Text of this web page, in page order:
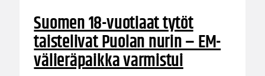
Suomen 18-vuotiaat tytöt
taistelivat Puolan nurin – EM-
välieräpaikka varmistui